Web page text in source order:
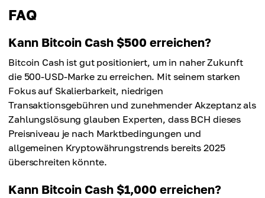
FAQ
Kann Bitcoin Cash $500 erreichen?
Bitcoin Cash ist gut positioniert, um in naher Zukunft
die 500-USD-Marke zu erreichen. Mit seinem starken
Fokus auf Skalierbarkeit, niedrigen
Transaktionsgebühren und zunehmender Akzeptanz als
Zahlungslösung glauben Experten, dass BCH dieses
Preisniveau je nach Marktbedingungen und
allgemeinen Kryptowährungstrends bereits 2025
überschreiten könnte.
Kann Bitcoin Cash $1,000 erreichen?